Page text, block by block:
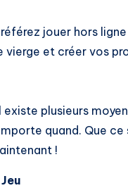
jouer hors
vierge et créer vos
existe plusieurs
quand. Que
!